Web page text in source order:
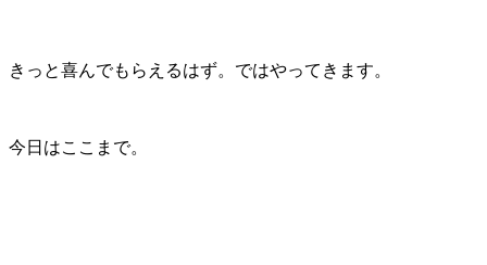
きっと喜んでもらえるはず。ではやってきます。
今日はここまで。